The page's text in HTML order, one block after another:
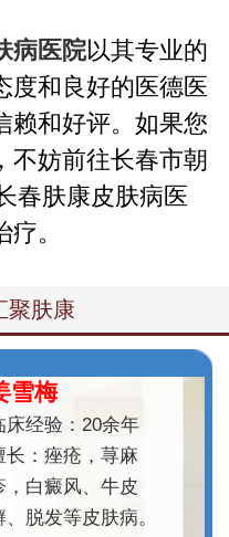
病医院以其专业的
度和良好的医德医
赖和好评。如果您
不妨前往长春市朝
春肤康皮肤病医
。
肤康
雪梅
床经验：20余年
长：痤疮，荨麻
，白癜风、牛皮
、脱发等皮肤病。